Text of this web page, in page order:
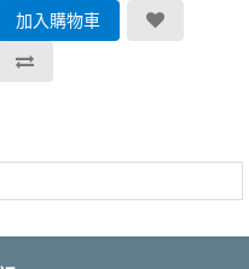
加入購物車